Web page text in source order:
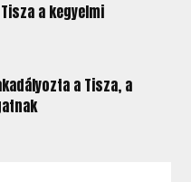
a kegyelmi
a Tisza, a